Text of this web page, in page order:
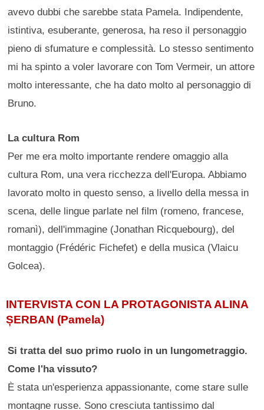
avevo dubbi che sarebbe stata Pamela. Indipendente,
istintiva, esuberante, generosa, ha reso il personaggio
pieno di sfumature e complessità. Lo stesso sentimento
mi ha spinto a voler lavorare con Tom Vermeir, un attore
molto interessante, che ha dato molto al personaggio di
Bruno.
La cultura Rom
Per me era molto importante rendere omaggio alla
cultura Rom, una vera ricchezza dell'Europa. Abbiamo
lavorato molto in questo senso, a livello della messa in
scena, delle lingue parlate nel film (romeno, francese,
romanì), dell'immagine (Jonathan Ricquebourg), del
montaggio (Frédéric Fichefet) e della musica (Vlaicu
Golcea).
INTERVISTA CON LA PROTAGONISTA ALINA
ȘERBAN (Pamela)
Si tratta del suo primo ruolo in un lungometraggio.
Come l'ha vissuto?
È stata un'esperienza appassionante, come stare sulle
montagne russe. Sono cresciuta tantissimo dal